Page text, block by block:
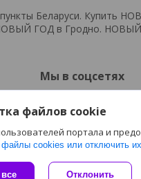
Беларуси. Купить
ГОД в Гродно.
Мы в соцсетях
на платформе Deal.by
файлов cookie
портала и
cookies или отключить
Отклонить